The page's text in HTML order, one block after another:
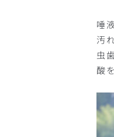
唾
汚
虫
酸